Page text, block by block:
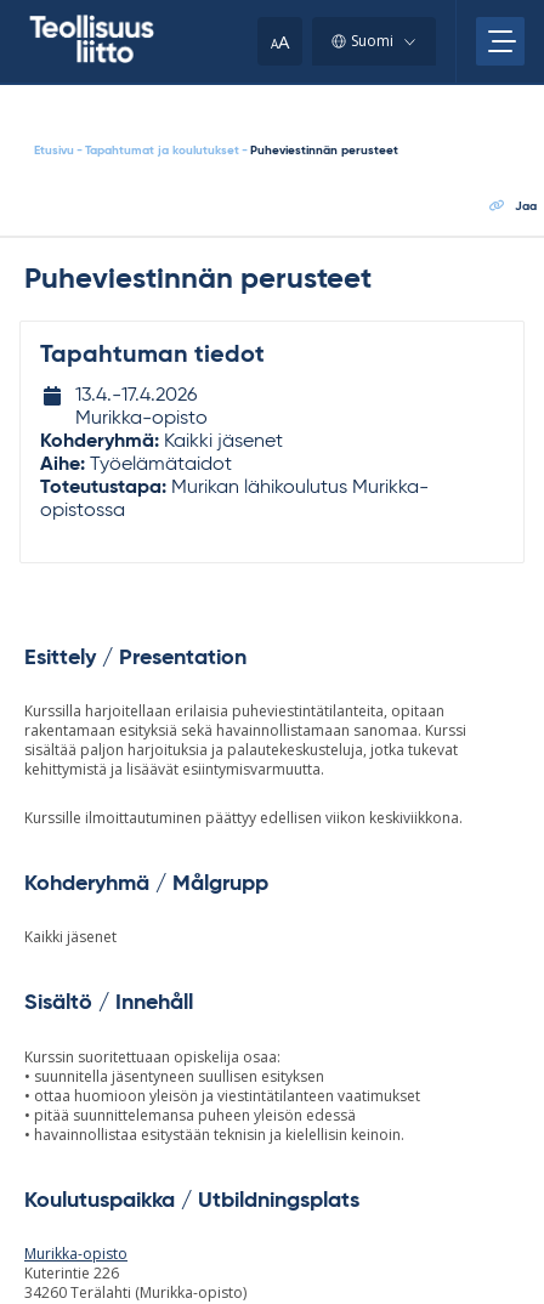
AA Suomi
Etusivu - Tapahtumat ja koulutukset - Puheviestinnän perusteet
Jaa
Puheviestinnän perusteet
Tapahtuman tiedot
Tapahtuman
ajankohta
13.4.-​17.4.2026
Murikka-opisto
Kohderyhmä: Kaikki jäsenet
Aihe:
Työelämätaidot
Toteutustapa: Murikan lähikoulutus Murikka-
opistossa
Esittely / Presentation
Kurssilla harjoitellaan erilaisia puheviestintätilanteita, opitaan
rakentamaan esityksiä sekä havainnollistamaan sanomaa. Kurssi
sisältää paljon harjoituksia ja palautekeskusteluja, jotka tukevat
kehittymistä ja lisäävät esiintymisvarmuutta.
Kurssille ilmoittautuminen päättyy edellisen viikon keskiviikkona.
Kohderyhmä / Målgrupp
Kaikki jäsenet
Sisältö / Innehåll
Kurssin suoritettuaan opiskelija osaa:
• suunnitella jäsentyneen suullisen esityksen
• ottaa huomioon yleisön ja viestintätilanteen vaatimukset
• pitää suunnittelemansa puheen yleisön edessä
• havainnollistaa esitystään teknisin ja kielellisin keinoin.
Koulutuspaikka / Utbildningsplats
Murikka-opisto
Kuterintie 226
34260 Terälahti (Murikka-opisto)
clipboard.)